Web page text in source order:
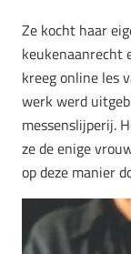
Ze kocht haar
keukenaanrecht
kreeg online les
werk werd
messenslijperij.
ze de enige
op deze manier